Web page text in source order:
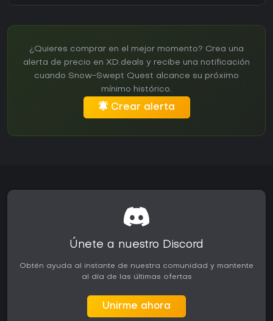
¿Quieres comprar en el mejor momento? Crea una
alerta de precio en XD.deals y recibe una notificación
cuando Snow-Swept Quest alcance su próximo
mínimo histórico.
Crear alerta
Únete a nuestro Discord
Obtén ayuda al instante de nuestra comunidad y mantente
al día de las últimas ofertas
Unirme ahora